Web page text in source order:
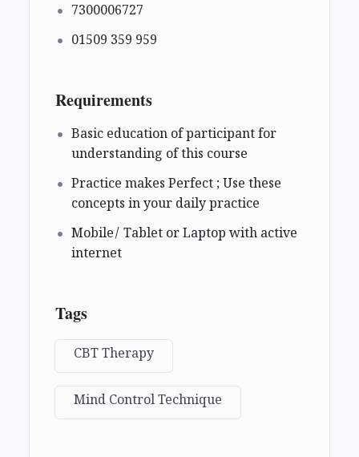
7300006727
01509 359 959
Requirements
Basic education of participant for
understanding of this course
Practice makes Perfect ; Use these
concepts in your daily practice
Mobile/ Tablet or Laptop with active
internet
Tags
CBT Therapy
Mind Control Technique